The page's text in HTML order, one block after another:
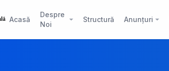
Acasă
Despre
Noi
Structură Anunțuri